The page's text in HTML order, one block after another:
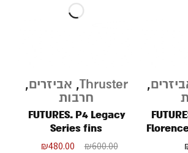
,
Thruster
, אביזרים,
חרבות
FUTURES. P4 Legacy
Series fins
₪600.00
₪480.00